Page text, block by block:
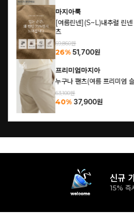
마지아룩
[여름린넨](S~L)내추럴 린
츠
69,860원
26% 51,700원
프리미엄마지아
누구나 팬츠(여름 프리미엄
63,100원
40% 37,900원
신규
15% 즉